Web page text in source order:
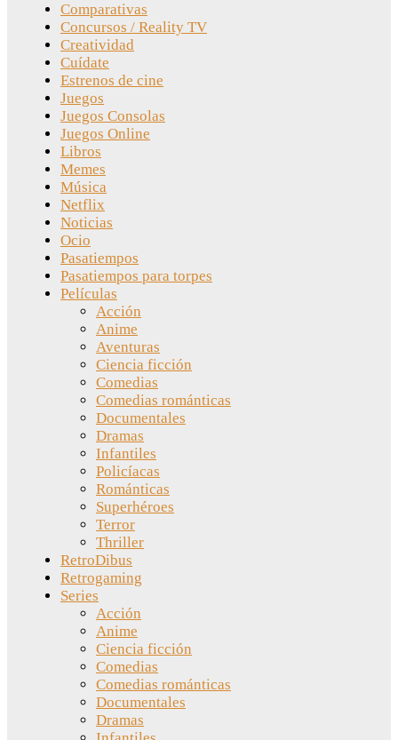
Comparativas
Concursos / Reality TV
Creatividad
Cuídate
Estrenos de cine
Juegos
Juegos Consolas
Juegos Online
Libros
Memes
Música
Netflix
Noticias
Ocio
Pasatiempos
Pasatiempos para torpes
Películas
Acción
Anime
Aventuras
Ciencia ficción
Comedias
Comedias románticas
Documentales
Dramas
Infantiles
Policíacas
Románticas
Superhéroes
Terror
Thriller
RetroDibus
Retrogaming
Series
Acción
Anime
Ciencia ficción
Comedias
Comedias románticas
Documentales
Dramas